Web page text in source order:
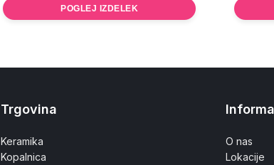
POGLEJ IZDELEK
Trgovina
Keramika
Kopalnica
O nas
Lokacije